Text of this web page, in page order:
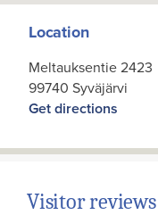
Location
Meltauksentie 2423
99740 Syväjärvi
Get directions
Visitor reviews